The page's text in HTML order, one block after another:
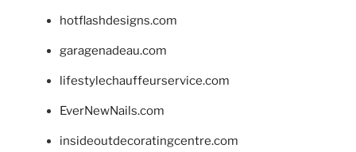
hotflashdesigns.com
garagenadeau.com
lifestylechauffeurservice.com
EverNewNails.com
insideoutdecoratingcentre.com